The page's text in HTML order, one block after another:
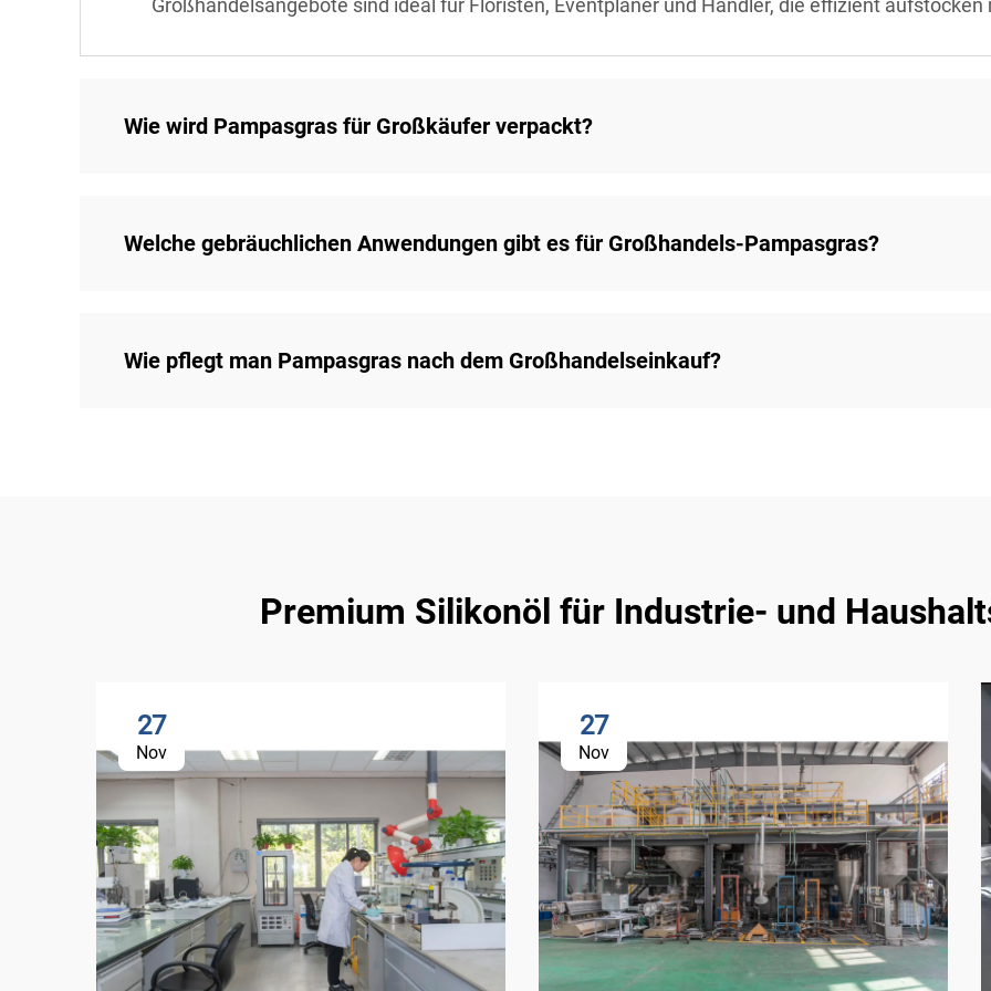
Großhandelsangebote sind ideal für Floristen, Eventplaner und Händler, die effizient aufstocken
Wie wird Pampasgras für Großkäufer verpackt?
Welche gebräuchlichen Anwendungen gibt es für Großhandels-Pampasgras?
Wie pflegt man Pampasgras nach dem Großhandelseinkauf?
Premium Silikonöl für Industrie- und
27
Nov
27
Nov